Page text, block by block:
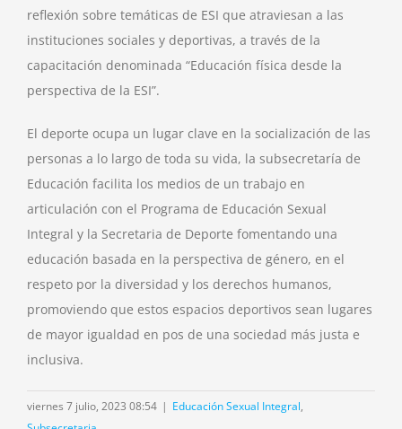
reflexión sobre temáticas de ESI que atraviesan a las
instituciones sociales y deportivas, a través de la
capacitación denominada “Educación física desde la
perspectiva de la ESI”.
El deporte ocupa un lugar clave en la socialización de las
personas a lo largo de toda su vida, la subsecretaría de
Educación facilita los medios de un trabajo en
articulación con el Programa de Educación Sexual
Integral y la Secretaria de Deporte fomentando una
educación basada en la perspectiva de género, en el
respeto por la diversidad y los derechos humanos,
promoviendo que estos espacios deportivos sean lugares
de mayor igualdad en pos de una sociedad más justa e
inclusiva.
viernes 7 julio, 2023 08:54 | Educación Sexual Integral,